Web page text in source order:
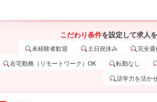
こだわり条件を設定して求人
未経験者歓迎 土日祝休み 完全週
在宅勤務（リモートワーク）OK 転勤なし
語学力を活か